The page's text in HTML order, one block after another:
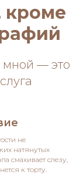
кроме
мной — это
не
натянутых
смахивает слезу,
к торту.